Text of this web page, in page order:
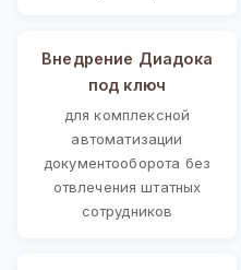
Внедрение Диадока
под ключ
для комплексной
автоматизации
документооборота без
отвлечения штатных
сотрудников